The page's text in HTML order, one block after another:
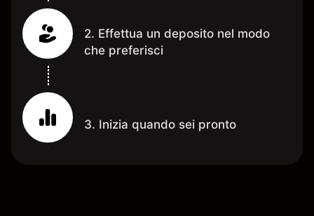
2. Effettua un deposito nel modo
che preferisci
3. Inizia quando sei pronto